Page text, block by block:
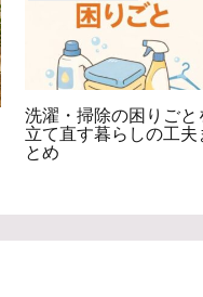
洗濯・掃除の困りごと
立て直す暮らしの工夫
とめ